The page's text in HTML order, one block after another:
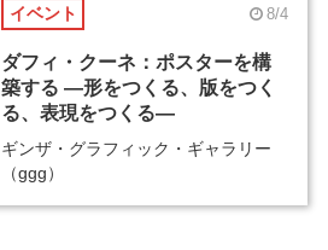
イベント 8/4
ダフィ・クーネ：ポスターを構
築する ―形をつくる、版をつく
る、表現をつくる―
ギンザ・グラフィック・ギャラリー
（ggg）